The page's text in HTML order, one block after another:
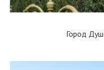
Город